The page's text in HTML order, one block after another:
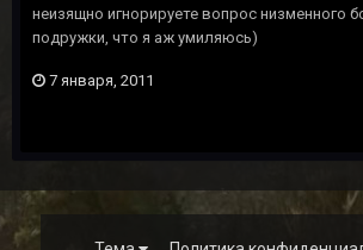
неизящно игнорируете вопрос низменного
подружки, что я аж умиляюсь)
7 января, 2011